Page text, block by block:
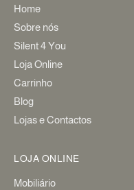
Home
Sobre nós
Silent 4 You
Loja Online
Carrinho
Blog
Lojas e Contactos
LOJA ONLINE
Mobiliário